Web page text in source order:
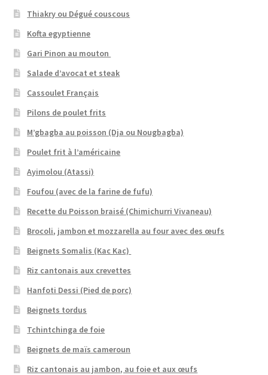
Thiakry ou Dégué couscous
Kofta egyptienne
Gari Pinon au mouton
Salade d’avocat et steak
Cassoulet Français
Pilons de poulet frits
M’gbagba au poisson (Dja ou Nougbagba)
Poulet frit à l’américaine
Ayimolou (Atassi)
Foufou (avec de la farine de fufu)
Recette du Poisson braisé (Chimichurri Vivaneau)
Brocoli, jambon et mozzarella au four avec des œufs
Beignets Somalis (Kac Kac)
Riz cantonais aux crevettes
Hanfoti Dessi (Pied de porc)
Beignets tordus
Tchintchinga de foie
Beignets de maïs cameroun
Riz cantonais au jambon, au foie et aux œufs